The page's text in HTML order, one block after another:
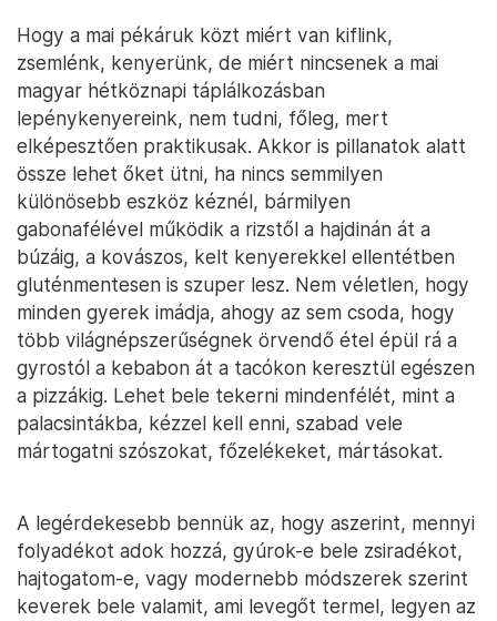
Hogy a mai pékáruk közt miért van kiflink,
zsemlénk, kenyerünk, de miért nincsenek a mai
magyar hétköznapi táplálkozásban
lepénykenyereink, nem tudni, főleg, mert
elképesztően praktikusak. Akkor is pillanatok alatt
össze lehet őket ütni, ha nincs semmilyen
különösebb eszköz kéznél, bármilyen
gabonafélével működik a rizstől a hajdinán át a
búzáig, a kovászos, kelt kenyerekkel ellentétben
gluténmentesen is szuper lesz. Nem véletlen, hogy
minden gyerek imádja, ahogy az sem csoda, hogy
több világnépszerűségnek örvendő étel épül rá a
gyrostól a kebabon át a tacókon keresztül egészen
a pizzákig. Lehet bele tekerni mindenfélét, mint a
palacsintákba, kézzel kell enni, szabad vele
mártogatni szószokat, főzelékeket, mártásokat.
A legérdekesebb bennük az, hogy aszerint, mennyi
folyadékot adok hozzá, gyúrok-e bele zsiradékot,
hajtogatom-e, vagy modernebb módszerek szerint
keverek bele valamit, ami levegőt termel, legyen az